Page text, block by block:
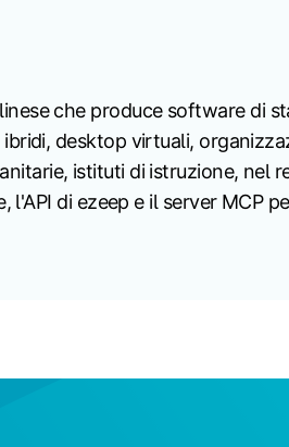
che produce software di
desktop virtuali,
istituti di istruzione, nel
di ezeep e il server MCP